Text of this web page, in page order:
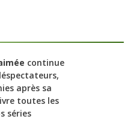
continue
après sa
toutes les
séries